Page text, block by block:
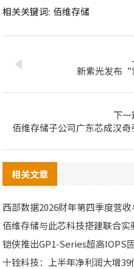
相关关键词: 佰维存储
新紫光发布
下一
佰维存储子公司广东芯成汉
相关文章
西部数据2026财年第四季度营
佰维存储与此芯科技搭建联合
铠侠推出GP1‑Series超高IOPS
十铨科技：上半年净利润大增39